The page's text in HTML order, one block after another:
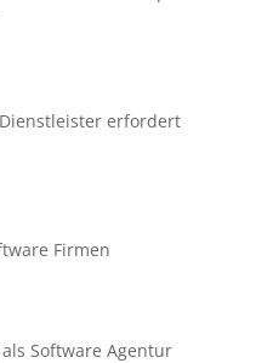
erfordert
Firmen
Software Agentur